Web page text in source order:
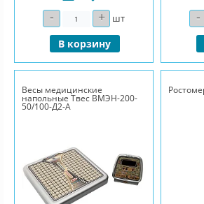
- Количество+ шт
В корзину
-
Весы медицинские
напольные Твес ВМЭН-200-
50/100-Д2-А